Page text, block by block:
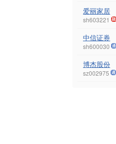
爱丽家居
sh603221
中信证券
sh600030
博杰股份
sz002975